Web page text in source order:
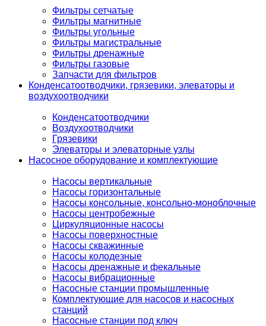
Фильтры сетчатые
Фильтры магнитные
Фильтры угольные
Фильтры магистральные
Фильтры дренажные
Фильтры газовые
Запчасти для фильтров
Конденсатоотводчики, грязевики, элеваторы и
воздухоотводчики
Конденсатоотводчики
Воздухоотводчики
Грязевики
Элеваторы и элеваторные узлы
Насосное оборудование и комплектующие
Насосы вертикальные
Насосы горизонтальные
Насосы консольные, консольно-моноблочные
Насосы центробежные
Циркуляционные насосы
Насосы поверхностные
Насосы скважинные
Насосы колодезные
Насосы дренажные и фекальные
Насосы вибрационные
Насосные станции промышленные
Комплектующие для насосов и насосных
станций
Насосные станции под ключ